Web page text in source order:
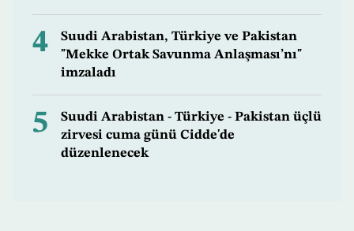
4
Suudi Arabistan, Türkiye ve Pakistan
"Mekke Ortak Savunma Anlaşması’nı"
imzaladı
5
Suudi Arabistan - Türkiye - Pakistan üçlü
zirvesi cuma günü Cidde'de
düzenlenecek